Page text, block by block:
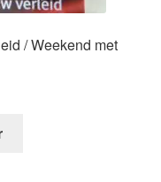
/ Weekend met